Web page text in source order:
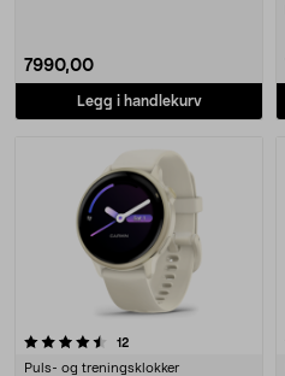
7990,00
Legg i handlekurv
12anmeldelser
Puls- og treningsklokker
5.0 av 5 stjerner